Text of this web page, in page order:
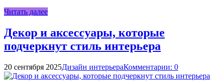
Читать далее
Декор и аксессуары, которые
подчеркнут стиль интерьера
20 сентября 2025Дизайн интерьераКомментарии: 0